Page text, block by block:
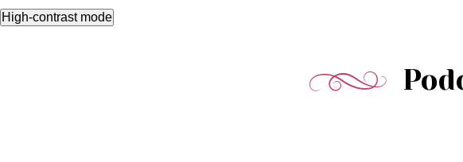
High-contrast mode